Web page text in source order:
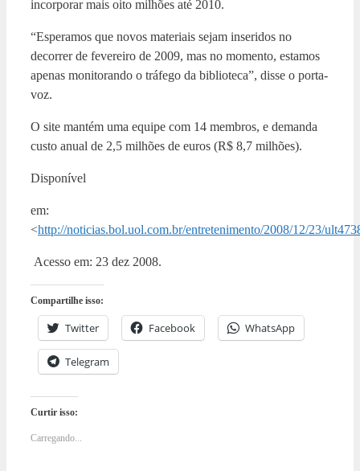
incorporar mais oito milhões até 2010.
“Esperamos que novos materiais sejam inseridos no
decorrer de fevereiro de 2009, mas no momento, estamos
apenas monitorando o tráfego da biblioteca”, disse o porta-
voz.
O site mantém uma equipe com 14 membros, e demanda
custo anual de 2,5 milhões de euros (R$ 8,7 milhões).
Disponível
em:
<http://noticias.bol.uol.com.br/entretenimento/2008/12/23/
Acesso em: 23 dez 2008.
Compartilhe isso:
Twitter Facebook WhatsApp
Telegram
Curtir isso:
Carregando...